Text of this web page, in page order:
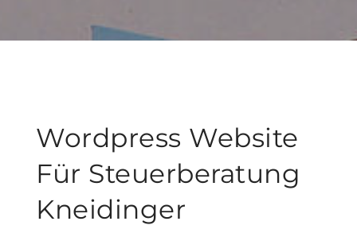
Wordpress Website
Für Steuerberatung
Kneidinger